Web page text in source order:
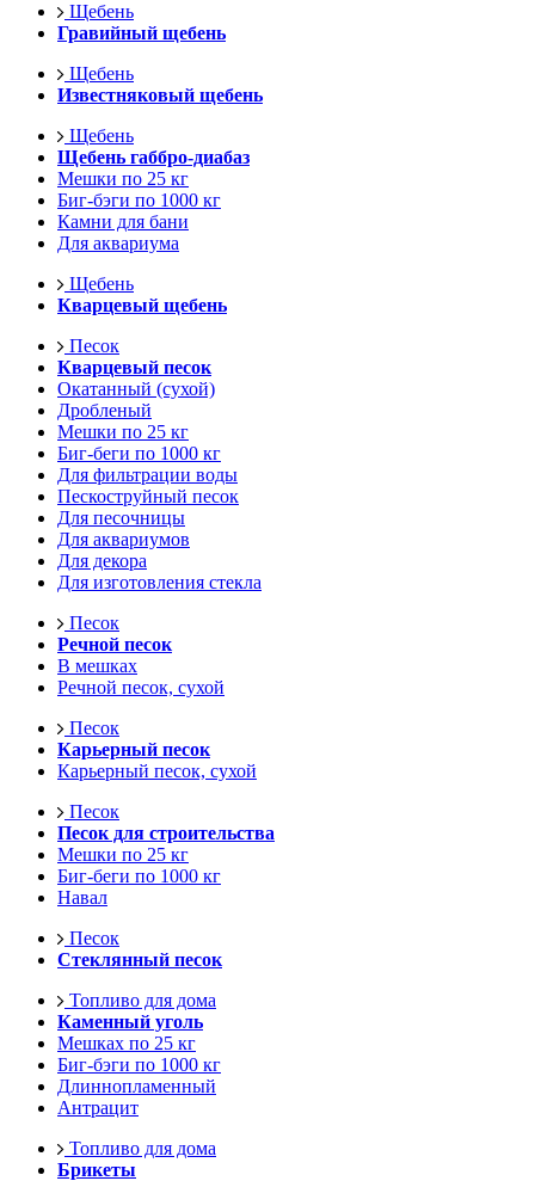
Щебень
Гравийный щебень
Щебень
Известняковый щебень
Щебень
Щебень габбро-диабаз
Мешки по 25 кг
Биг-бэги по 1000 кг
Камни для бани
Для аквариума
Щебень
Кварцевый щебень
Песок
Кварцевый песок
Окатанный (сухой)
Дробленый
Мешки по 25 кг
Биг-беги по 1000 кг
Для фильтрации воды
Пескоструйный песок
Для песочницы
Для аквариумов
Для декора
Для изготовления стекла
Песок
Речной песок
В мешках
Речной песок, сухой
Песок
Карьерный песок
Карьерный песок, сухой
Песок
Песок для строительства
Мешки по 25 кг
Биг-беги по 1000 кг
Навал
Песок
Стеклянный песок
Топливо для дома
Каменный уголь
Мешках по 25 кг
Биг-бэги по 1000 кг
Длиннопламенный
Антрацит
Топливо для дома
Брикеты